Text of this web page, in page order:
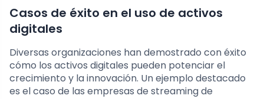
Casos de éxito en el uso de activos
digitales
Diversas organizaciones han demostrado con éxito
cómo los activos digitales pueden potenciar el
crecimiento y la innovación. Un ejemplo destacado
es el caso de las empresas de streaming de